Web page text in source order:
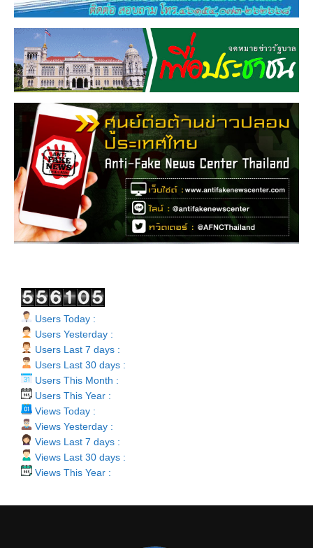
Users Today :
Users Yesterday :
Users Last 7 days :
Users Last 30 days :
Users This Month :
Users This Year :
Views Today :
Views Yesterday :
Views Last 7 days :
Views Last 30 days :
Views This Year :